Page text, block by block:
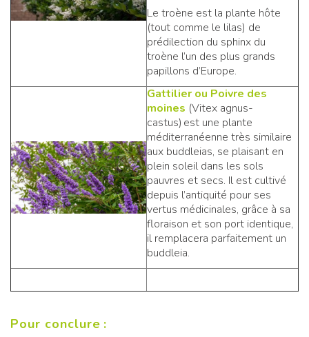
Le troène est la plante hôte
(tout comme le lilas) de
prédilection du sphinx du
troène l’un des plus grands
papillons d’Europe.
Gattilier ou Poivre des
moines (Vitex agnus-
castus) est une plante
méditerranéenne très similaire
aux buddleias, se plaisant en
plein soleil dans les sols
pauvres et secs. Il est cultivé
depuis l’antiquité pour ses
vertus médicinales, grâce à sa
floraison et son port identique,
il remplacera parfaitement un
buddleia.
Pour conclure :